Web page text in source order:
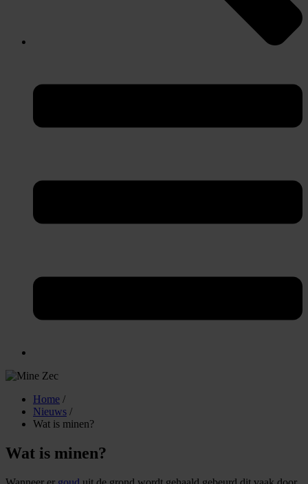
Home /
Nieuws /
Wat is minen?
Wat is minen?